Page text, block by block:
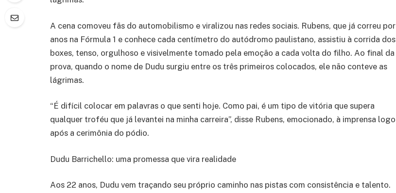
A cena comoveu fãs do automobilismo e viralizou nas redes sociais. Rubens, que já correu por
anos na Fórmula 1 e conhece cada centímetro do autódromo paulistano, assistiu à corrida dos
boxes, tenso, orgulhoso e visivelmente tomado pela emoção a cada volta do filho. Ao final da
prova, quando o nome de Dudu surgiu entre os três primeiros colocados, ele não conteve as
lágrimas.
“É difícil colocar em palavras o que senti hoje. Como pai, é um tipo de vitória que supera
qualquer troféu que já levantei na minha carreira”, disse Rubens, emocionado, à imprensa logo
após a cerimônia do pódio.
Dudu Barrichello: uma promessa que vira realidade
Aos 22 anos, Dudu vem traçando seu próprio caminho nas pistas com consistência e talento.